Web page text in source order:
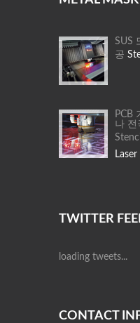
SUS
공
PCB
나 전
Laser
TWITTER
loading tweets...
CONTACT